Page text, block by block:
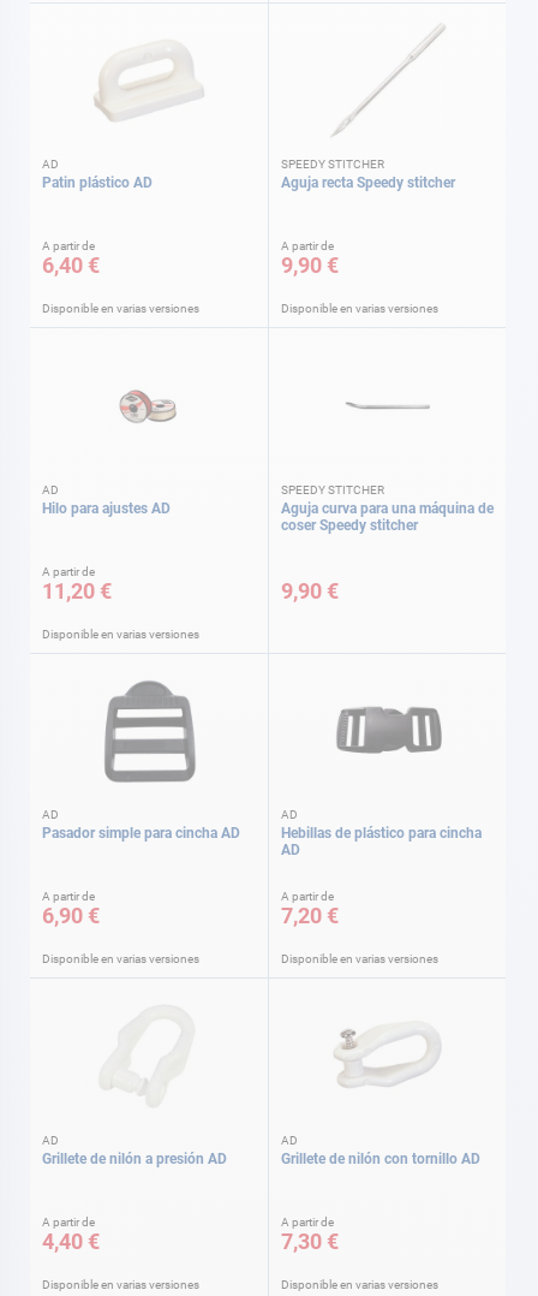
AD
Patin plástico AD
A partir de
6,40 €
Disponible en varias versiones
SPEEDY STITCHER
Aguja recta Speedy stitcher
A partir de
9,90 €
Disponible en varias versiones
AD
Hilo para ajustes AD
A partir de
11,20 €
Disponible en varias versiones
SPEEDY STITCHER
Aguja curva para una máquina de
coser Speedy stitcher
9,90 €
AD
Pasador simple para cincha AD
A partir de
6,90 €
Disponible en varias versiones
AD
Hebillas de plástico para cincha
AD
A partir de
7,20 €
Disponible en varias versiones
AD
Grillete de nilón a presión AD
A partir de
4,40 €
Disponible en varias versiones
AD
Grillete de nilón con tornillo AD
A partir de
7,30 €
Disponible en varias versiones